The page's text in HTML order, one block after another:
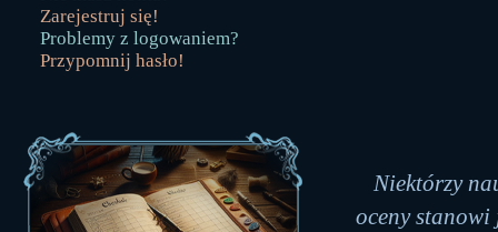
Zarejestruj się!
Problemy z logowaniem?
Przypomnij hasło!
Niektórzy
oceny stanowi